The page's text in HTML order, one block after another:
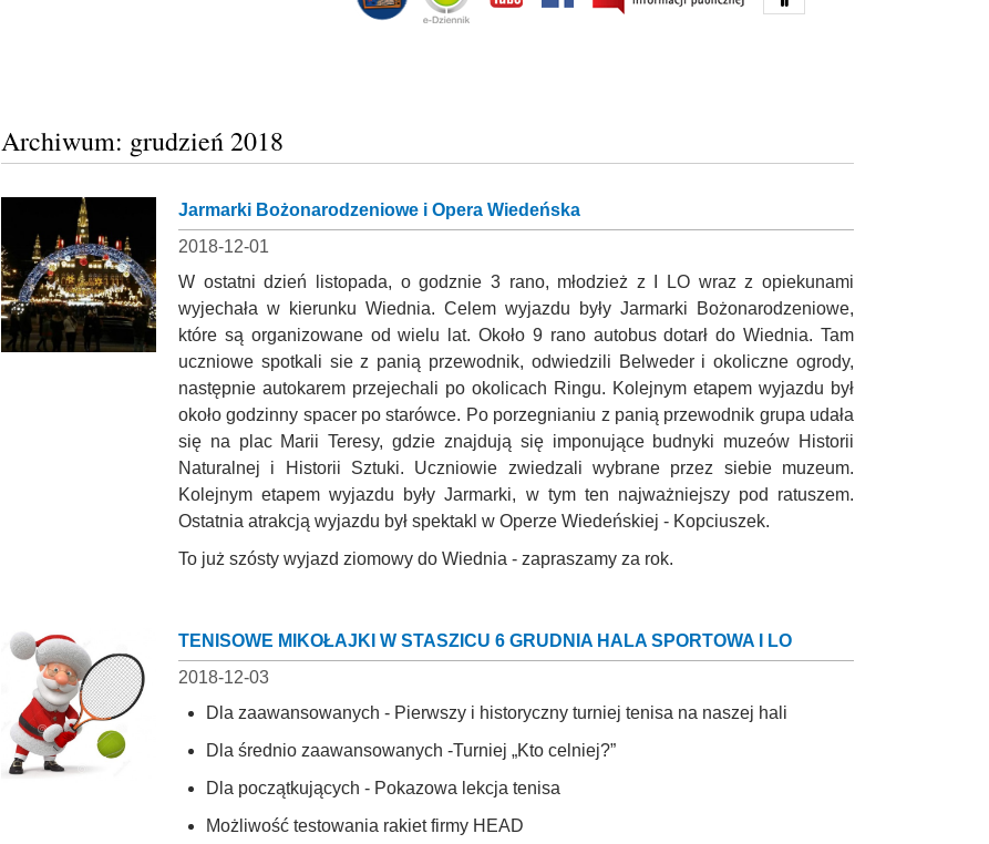
Archiwum: grudzień 2018
Jarmarki Bożonarodzeniowe i Opera Wiedeńska
2018-12-01
W ostatni dzień listopada, o godznie 3 rano, młodzież z I LO wraz z opiekunami
wyjechała w kierunku Wiednia. Celem wyjazdu były Jarmarki Bożonarodzeniowe,
które są organizowane od wielu lat. Około 9 rano autobus dotarł do Wiednia. Tam
uczniowe spotkali sie z panią przewodnik, odwiedzili Belweder i okoliczne ogrody,
następnie autokarem przejechali po okolicach Ringu. Kolejnym etapem wyjazdu był
około godzinny spacer po starówce. Po porzegnianiu z panią przewodnik grupa udała
się na plac Marii Teresy, gdzie znajdują się imponujące budnyki muzeów Historii
Naturalnej i Historii Sztuki. Uczniowie zwiedzali wybrane przez siebie muzeum.
Kolejnym etapem wyjazdu były Jarmarki, w tym ten najważniejszy pod ratuszem.
Ostatnia atrakcją wyjazdu był spektakl w Operze Wiedeńskiej - Kopciuszek.
To już szósty wyjazd ziomowy do Wiednia - zapraszamy za rok.
TENISOWE MIKOŁAJKI W STASZICU 6 GRUDNIA HALA SPORTOWA I LO
2018-12-03
Dla zaawansowanych - Pierwszy i historyczny turniej tenisa na naszej hali
Dla średnio zaawansowanych -Turniej „Kto celniej?”
Dla początkujących - Pokazowa lekcja tenisa
Możliwość testowania rakiet firmy HEAD